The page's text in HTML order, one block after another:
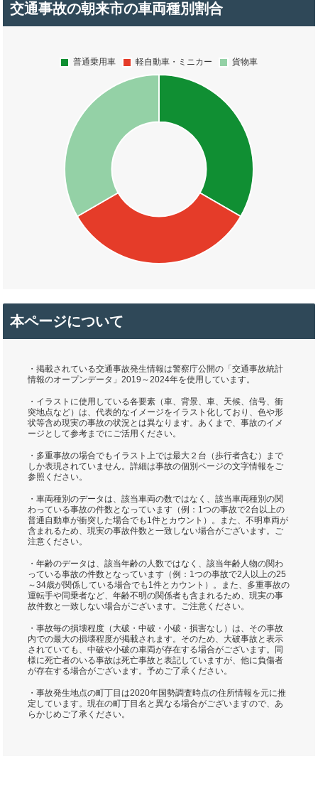
交通事故の朝来市の車両種別割合
本ページについて
・掲載されている交通事故発生情報は警察庁公開の「交通事故統計
情報のオープンデータ」2019～2024年を使用しています。
・イラストに使用している各要素（車、背景、車、天候、信号、衝
突地点など）は、代表的なイメージをイラスト化しており、色や形
状等含め現実の事故の状況とは異なります。あくまで、事故のイメ
ージとして参考までにご活用ください。
・多重事故の場合でもイラスト上では最大２台（歩行者含む）まで
しか表現されていません。詳細は事故の個別ページの文字情報をご
参照ください。
・車両種別のデータは、該当車両の数ではなく、該当車両種別の関
わっている事故の件数となっています（例：1つの事故で2台以上の
普通自動車が衝突した場合でも1件とカウント）。また、不明車両が
含まれるため、現実の事故件数と一致しない場合がございます。ご
注意ください。
・年齢のデータは、該当年齢の人数ではなく、該当年齢人物の関わ
っている事故の件数となっています（例：1つの事故で2人以上の25
～34歳が関係している場合でも1件とカウント）。また、多重事故の
運転手や同乗者など、年齢不明の関係者も含まれるため、現実の事
故件数と一致しない場合がございます。ご注意ください。
・事故毎の損壊程度（大破・中破・小破・損害なし）は、その事故
内での最大の損壊程度が掲載されます。そのため、大破事故と表示
されていても、中破や小破の車両が存在する場合がございます。同
様に死亡者のいる事故は死亡事故と表記していますが、他に負傷者
が存在する場合がございます。予めご了承ください。
・事故発生地点の町丁目は2020年国勢調査時点の住所情報を元に推
定しています。現在の町丁目名と異なる場合がございますので、あ
らかじめご了承ください。